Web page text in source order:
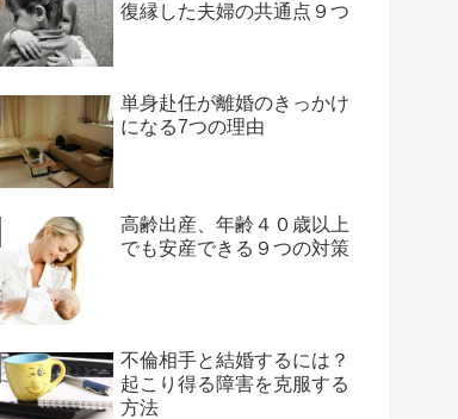
復縁した夫婦の共通点９つ
単身赴任が離婚のきっかけ
になる7つの理由
高齢出産、年齢４０歳以上
でも安産できる９つの対策
不倫相手と結婚するには？
起こり得る障害を克服する
方法